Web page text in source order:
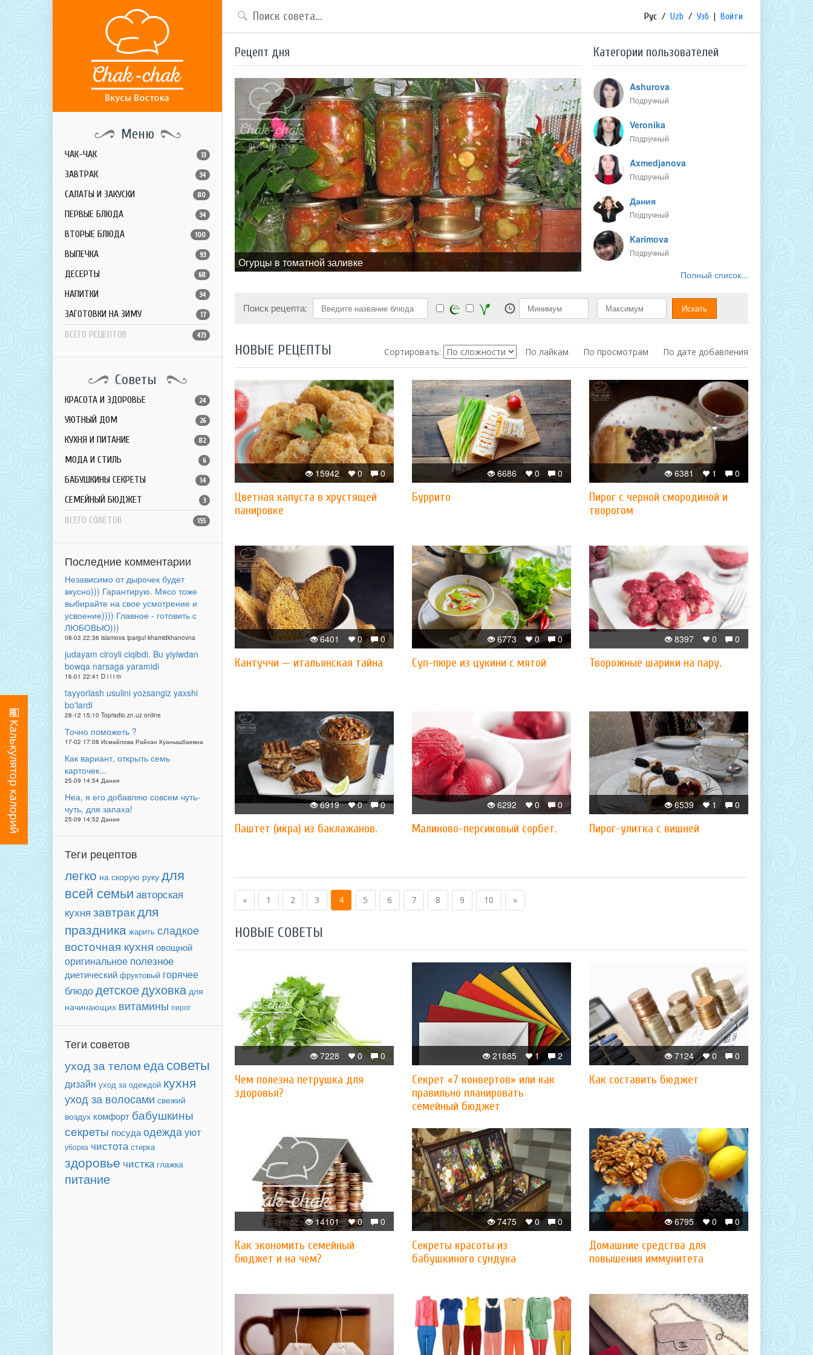
Меню
ЧАК-ЧАК 13
ЗАВТРАК 34
САЛАТЫ И ЗАКУСКИ 80
ПЕРВЫЕ БЛЮДА 34
ВТОРЫЕ БЛЮДА 100
ВЫПЕЧКА 93
ДЕСЕРТЫ 68
НАПИТКИ 34
ЗАГОТОВКИ НА ЗИМУ 17
ВСЕГО РЕЦЕПТОВ 473
Советы
КРАСОТА И ЗДОРОВЬЕ 24
УЮТНЫЙ ДОМ 26
КУХНЯ И ПИТАНИЕ 82
МОДА И СТИЛЬ 6
БАБУШКИНЫ СЕКРЕТЫ 14
СЕМЕЙНЫЙ БЮДЖЕТ 3
ВСЕГО СОВЕТОВ 155
Последние комментарии
Независимо от дырочек будет
вкусно))) Гарантирую. Мясо тоже
выбирайте на свое усмотрение и
усвоение)))) Главное - готовить с
ЛЮБОВЬЮ)))
08-03 22:36 islamova ipargul khamidkhanovna
judayam ciroyli ciqibdi. Bu yiyiwdan
bowqa narsaga yaramidi
16-01 22:41 D i l i m
tayyorlash usulini yozsangiz yaxshi
bo'lardi
28-12 15:10 Topradio.zn.uz online
Точно поможеть ?
17-02 17:08 Исмайлова Райхан Куанышбаевна
Как вариант, открыть семь
карточек...
25-09 14:54 Дания
Неа, я его добавляю совсем чуть-
чуть, для запаха!
25-09 14:52 Дания
Теги рецептов
легко на скорую руку для
всей семьи авторская
кухня завтракдля
праздника жарить сладкое
восточная кухня овощной
оригинальное полезное
диетический фруктовый горячее
блюдодетскоедуховка для
начинающих витамины пирог
Теги советов
уход за теломедасоветы
дизайн уход за одеждой кухня
уход за волосами свежий
воздух комфорт бабушкины
секреты посудаодеждауют
уборка чистота стирка
здоровье чистка глажка
питание
Рус / Uzb / Узб | Войти
Рецепт дня
Огурцы в томатной заливке
Категории пользователей
Ashurova
Подручный
Veronika
Подручный
Axmedjanova
Подручный
Дания
Подручный
Karimova
Подручный
Полный список...
Поиск рецепта:
НОВЫЕ РЕЦЕПТЫ Сортировать: По лайкам По просмотрам По дате добавления
0
0
15942
Цветная капуста в хрустящей
панировке
0
0
6686
Буррито
0
1
6381
Пирог с черной смородиной и
творогом
0
0
6401
Кантуччи — итальянская тайна
0
0
6773
Суп-пюре из цукини с мятой
0
0
8397
Творожные шарики на пару.
0
0
6919
Паштет (икра) из баклажанов.
0
0
6292
Малиново-персиковый сорбет.
0
1
6539
Пирог-улитка с вишней
« 1 2 3 4 5 6 7 8 9 10 »
НОВЫЕ СОВЕТЫ
0
0
7228
Чем полезна петрушка для
здоровья?
2
1
21885
Секрет «7 конвертов» или как
правильно планировать
семейный бюджет
0
0
7124
Как составить бюджет
0
0
14101
Как экономить семейный
бюджет и на чем?
0
0
7475
Cекреты красоты из
бабушкиного сундука
0
0
6795
Домашние средства для
повышения иммунитета